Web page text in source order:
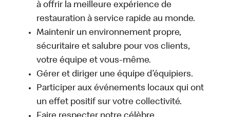
à offrir la meilleure expérience de
restauration à service rapide au monde.
Maintenir un environnement propre,
sécuritaire et salubre pour vos clients,
votre équipe et vous-même.
Gérer et diriger une équipe d’équipiers.
Participer aux événements locaux qui ont
un effet positif sur votre collectivité.